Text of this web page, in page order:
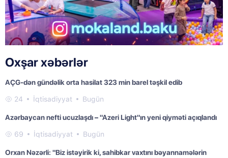
Oxşar xəbərlər
AÇG-dən gündəlik orta hasilat 323 min barel təşkil edib
24 İqtisadiyyat Bugün
Azərbaycan nefti ucuzlaşdı – "Azeri Light"ın yeni qiyməti açıqlandı
69 İqtisadiyyat Bugün
Orxan Nəzərli: "Biz istəyirik ki, sahibkar vaxtını bəyannamələrin